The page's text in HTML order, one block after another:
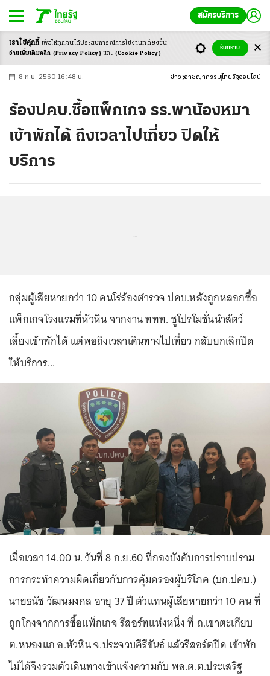
สมัครบริการ
-ก ก ก+
8 ก.ย. 2560 16:48 น. ข่าว อาชญากรรม ไทยรัฐออนไลน์
ร้องปคบ.ซื้อแพ็กเกจ รร.พาน้องหมา
เข้าพักได้ ถึงเวลาไปเที่ยว ปิดให้
บริการ
กลุ่มผู้เสียหายกว่า 10 คนโร่ร้องตำรวจ ปคบ.หลังถูกหลอกซื้อ
แพ็กเกจโรงแรมที่หัวหิน จากงาน ททท. ชูโปรโมชั่นนำสัตว์
เลี้ยงเข้าพักได้ แต่พอถึงเวลาเดินทางไปเที่ยว กลับยกเลิกปิด
ให้บริการ...
เมื่อเวลา 14.00 น. วันที่ 8 ก.ย.60 ที่กองบังคับการปราบปราม
การกระทำความผิดเกี่ยวกับการคุ้มครองผู้บริโภค (บก.ปคบ.)
นายธนัช วัฒนมงคล อายุ 37 ปี ตัวแทนผู้เสียหายกว่า 10 คน ที่
ถูกโกงจากการซื้อแพ็กเกจ รีสอร์ทแห่งหนึ่ง ที่ ถ.เขาตะเกียบ
ต.หนองแก อ.หัวหิน จ.ประจวบคีรีขันธ์ แล้วรีสอร์ตปิด เข้าพัก
ไม่ได้จึงรวมตัวเดินทางเข้าแจ้งความกับ พล.ต.ต.ประเสริฐ
เราใช้คุ้กกี้ เพื่อให้ทุกคนได้ประสบการณ์การใช้งานที่ดียิ่งขึ้น
อ่านเพิ่มเติมคลิก (Privacy Policy) และ (Cookie Policy)
รับทราบ